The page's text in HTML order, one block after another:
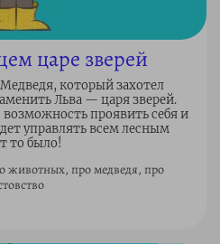
царе зверей
который захотел
Льва — царя зверей.
проявить себя и
управлять всем лесным
то было!
животных, про медведя, про